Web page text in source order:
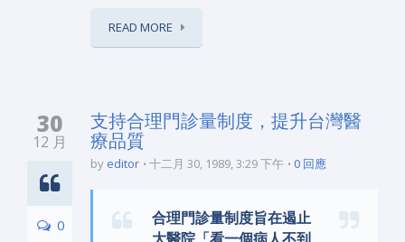
READ MORE
30
12 月
0
支持合理門診量制度，提升台灣醫
療品質
by editor 十二月 30, 1989, 3:29 下午 0 回應
合理門診量制度旨在遏止